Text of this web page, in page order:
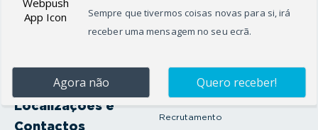
Oficina
Onde Estamos
Localizações e
Contactos
Seguros Protector
Artigos e Notícias
Recrutamento